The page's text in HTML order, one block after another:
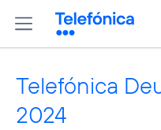
Telefónica
2024